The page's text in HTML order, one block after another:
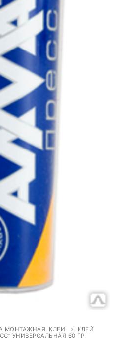
МОНТАЖНАЯ, КЛЕИ
КЛЕЙ
УНИВЕРСАЛЬНАЯ 60 ГР